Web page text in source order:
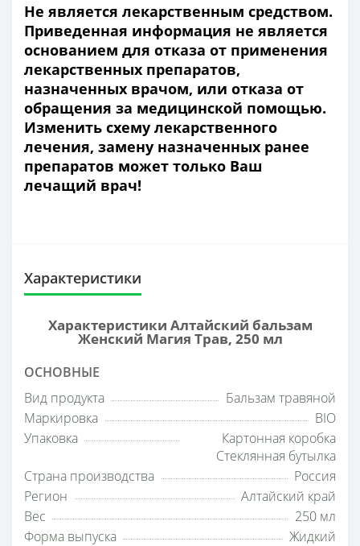
Не является лекарственным средством.
Приведенная информация не является
основанием для отказа от применения
лекарственных препаратов,
назначенных врачом, или отказа от
обращения за медицинской помощью.
Изменить схему лекарственного
лечения, замену назначенных ранее
препаратов может только Ваш
лечащий врач!
Характеристики
Характеристики Алтайский бальзам
Женский Магия Трав, 250 мл
ОСНОВНЫЕ
Вид продукта
Бальзам травяной
Маркировка
BIO
Упаковка
Картонная коробка
Стеклянная бутылка
Страна производства
Россия
Регион
Алтайский край
Вес
250 мл
Форма выпуска
Жидкий